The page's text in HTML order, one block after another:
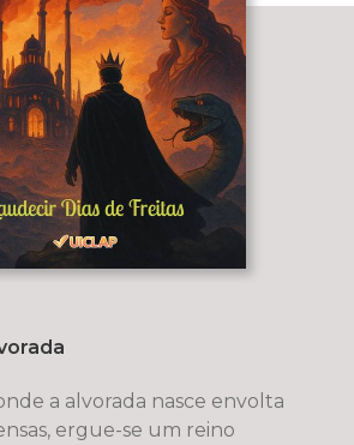
a alvorada nasce envolta
ergue-se um reino